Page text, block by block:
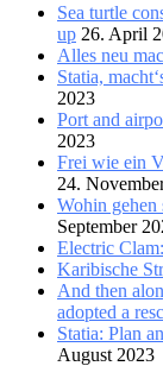
Sea turtle
up 26. April
Alles neu
Statia,
2023
Port and
2023
Frei wie ein
24.
Wohin gehen
September
Electric
Karibische
And then
adopted a
Statia: Plan
August 2023